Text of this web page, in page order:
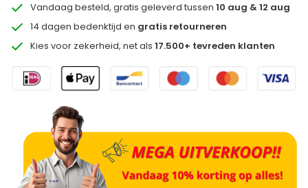
Vandaag besteld, gratis geleverd tussen10 aug & 12 aug
14 dagen bedenktijd en gratis retourneren
Kies voor zekerheid, net als17.500+ tevreden klanten